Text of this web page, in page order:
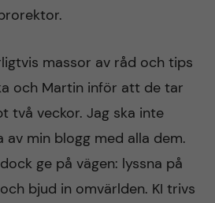
massor av råd och tips
och Martin inför att de tar
två veckor. Jag ska inte
av min blogg med alla dem.
ge på vägen: lyssna på
bjud in omvärlden. KI trivs